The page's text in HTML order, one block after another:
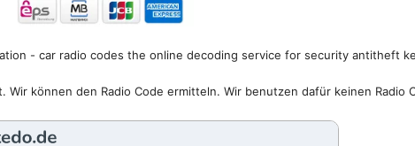
- car radio codes the online decoding service for security antitheft
Wir können den Radio Code ermitteln. Wir benutzen dafür keinen Radio